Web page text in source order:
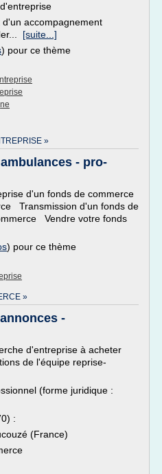
accompagnement
[suite...]
) pour ce thème
»
- pro-
d'un fonds de commerce
Transmission d'un fonds de
Vendre votre fonds
) pour ce thème
»
-
d'entreprise à acheter
de l'équipe reprise-
(forme juridique :
:
(France)